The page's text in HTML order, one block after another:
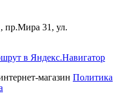
пр.Мира 31, ул.
в Яндекс.Навигатор
магазин Политика